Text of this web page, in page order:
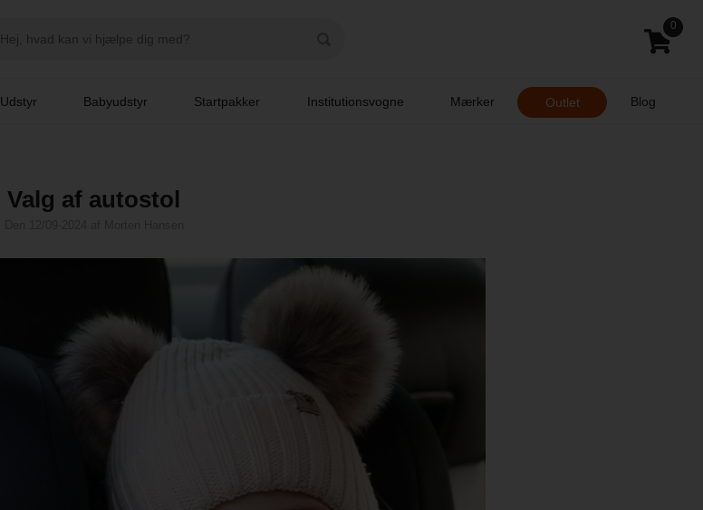
0
Udstyr Babyudstyr Startpakker Institutionsvogne Mærker Outlet Blog
Valg af autostol